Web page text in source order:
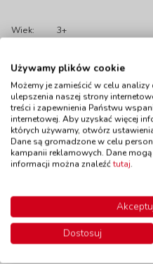
Wiek: 3+
Polecamy
Deskorolka z
uchwytami -
pomarańczowa
Do koszyka
Używamy plików cookie
Możemy je zamieścić w celu
ulepszenia naszej strony
treści i zapewnienia Państwu
internetowej. Aby uzyskać więcej
których używamy, otwórz
Dane są gromadzone w celu
kampanii reklamowych. Dane
informacji można znaleźćtutaj.
Dostosuj